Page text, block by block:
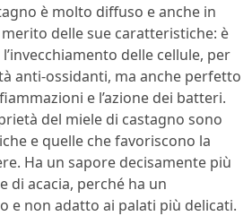
è molto diffuso e anche in
delle sue caratteristiche: è
delle cellule, per
anti-ossidanti, ma anche perfetto
e l’azione dei batteri.
del miele di castagno sono
e quelle che favoriscono la
Ha un sapore decisamente più
di acacia, perché ha un
e non adatto ai palati più delicati.